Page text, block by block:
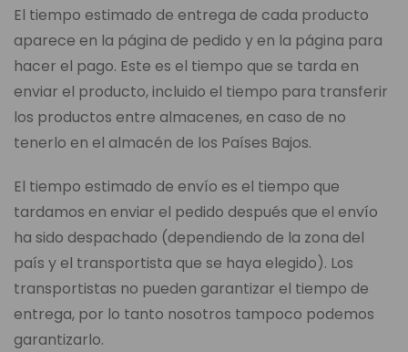
El tiempo estimado de entrega de cada producto
aparece en la página de pedido y en la página para
hacer el pago. Este es el tiempo que se tarda en
enviar el producto, incluido el tiempo para transferir
los productos entre almacenes, en caso de no
tenerlo en el almacén de los Países Bajos.
El tiempo estimado de envío es el tiempo que
tardamos en enviar el pedido después que el envío
ha sido despachado (dependiendo de la zona del
país y el transportista que se haya elegido). Los
transportistas no pueden garantizar el tiempo de
entrega, por lo tanto nosotros tampoco podemos
garantizarlo.